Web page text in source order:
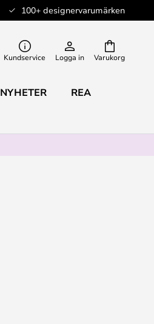
100+ designervarumärken
Varukorg
Kundservice Logga in
NYHETER REA